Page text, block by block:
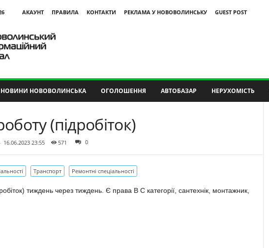
АКАУНТ ПРАВИЛА КОНТАКТИ РЕКЛАМА У НОВОВОЛИНСЬКУ
GUEST POST
НОВИНИ НОВОВОЛИНСЬКА ОГОЛОШЕННЯ АВТОБАЗАР НЕРУХОМІСТЬ
(підробіток)
16.06.2023 23:55 571 0
Транспорт Ремонтні спеціальності
тиждень через тиждень. Є права В С категорії, сантехнік, монтажник,